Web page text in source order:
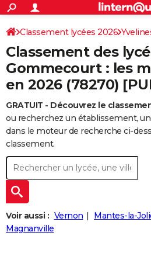
ACTUALITÉS
Politique
Société
Faits Divers
Education
Monde
Villes
+
SPORT
Coupe du monde 2026
Football
Tennis
Cyclisme
Rugby
Forum
Programme TV
TNT
Streaming
Cinéma
Sorties cinéma
Musique
+
FINANCE
Retraite
Impôts
Epargne
Immobilier
Risques naturels par ville
Banque
Assurance
Crédit
AUTO
Essais
Réserver un essai
Citadines
Berlines
SUV
Forum auto
+
HIGH-TECH
BRICOLAGE
Forum
Aménagement intérieur
Extérieur
Cuisine
Salle de bains
Jardinage
Rangement
+WEEK-END
Guides de France
Escapades
Patrimoine
Expositions
Musées
Week-end nature
+
LIFESTYLE
Art de vivre
Bien-être
Loisirs
Mode
Modes de vie
+SANTE
S'inscrire
Connexion
Classement lycées 2026
Classement des
Gommecourt : les
en 2026 (78270)
GRATUIT - Découvrez le
ou recherchez un établissement,
dans le moteur de recherche ci-
classement.
Voir aussi : Vernon Mantes-la-
Magnanville